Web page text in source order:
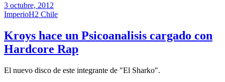
3 octubre, 2012
ImperioH2 Chile
Kroys hace un Psicoanalisis cargado con
Hardcore Rap
El nuevo disco de este integrante de "El Sharko".